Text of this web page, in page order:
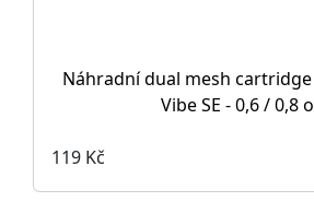
Náhradní dual mesh
Vibe SE - 0,6 / 0,8
119 Kč